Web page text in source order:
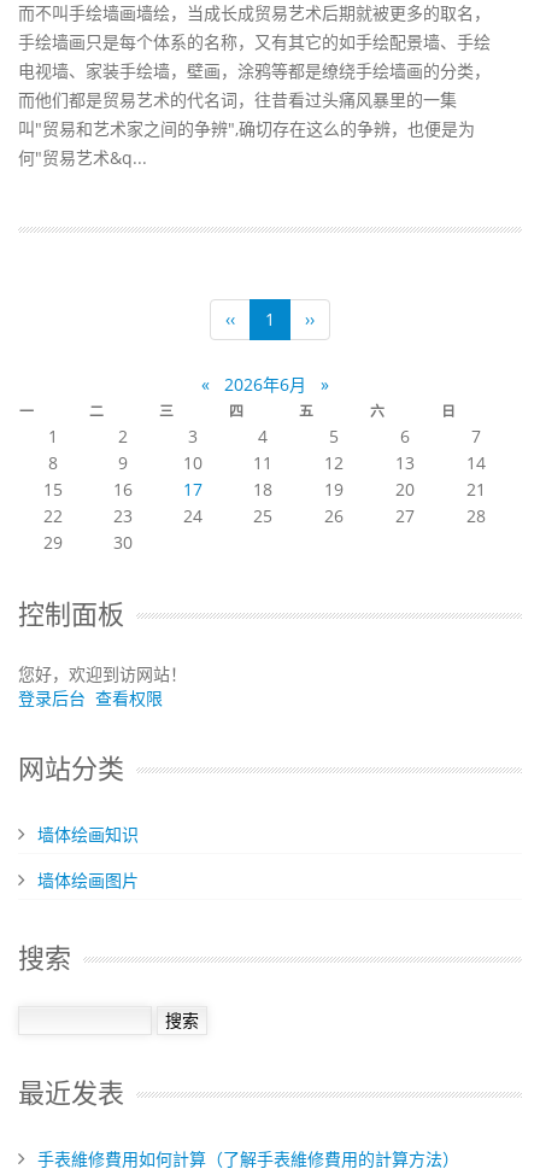
而不叫手绘墙画墙绘，当成长成贸易艺术后期就被更多的取名，
手绘墙画只是每个体系的名称，又有其它的如手绘配景墙、手绘
电视墙、家装手绘墙，壁画，涂鸦等都是缭绕手绘墙画的分类，
而他们都是贸易艺术的代名词，往昔看过头痛风暴里的一集
叫"贸易和艺术家之间的争辨",确切存在这么的争辨，也便是为
何"贸易艺术&q...
‹‹ 1 ››
« 2026年6月 »
一 二 三 四 五 六 日
1 2 3 4 5 6
7
8
9 10 11 12 13
14
15
16 17 18 19 20
21
22
23 24 25 26 27
28
29
30
控制面板
您好，欢迎到访网站！
登录后台 查看权限
网站分类
墙体绘画知识
墙体绘画图片
搜索
最近发表
手表維修費用如何計算（了解手表維修費用的計算方法）